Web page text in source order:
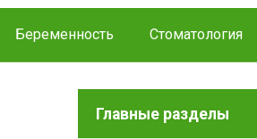
Беременность Стоматология
Главные разделы